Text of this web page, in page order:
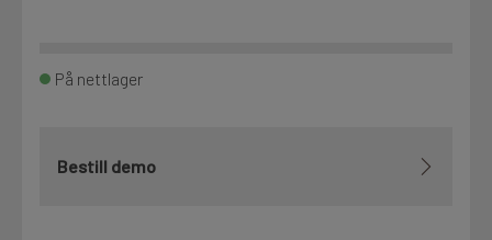
På nettlager
Bestill demo